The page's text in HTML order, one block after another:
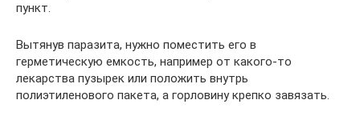
пункт.
Вытянув паразита, нужно поместить его в
герметическую емкость, например от какого-то
лекарства пузырек или положить внутрь
полиэтиленового пакета, а горловину крепко завязать.